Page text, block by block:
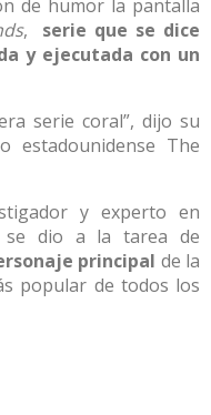
de humor la pantalla
, serie que se dice
y ejecutada con un
serie coral”, dijo su
estadounidense The
y experto en
se dio a la tarea de
principal de la
popular de todos los